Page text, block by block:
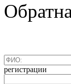
регистрации